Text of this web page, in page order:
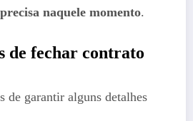
naquele momento.
de fechar contrato
de garantir alguns detalhes